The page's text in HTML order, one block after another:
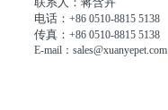
电话： +86 0510-8815 5138
传真： +86 0510-8815 5138
E-mail：sales@xuanyepet.com